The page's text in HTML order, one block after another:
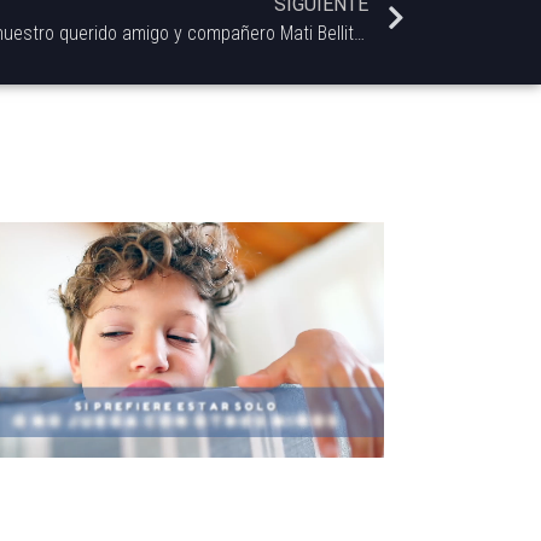
La Sección Cultura alcohólica por nuestro querido amigo y compañero Mati Bellitto Capitulo 4